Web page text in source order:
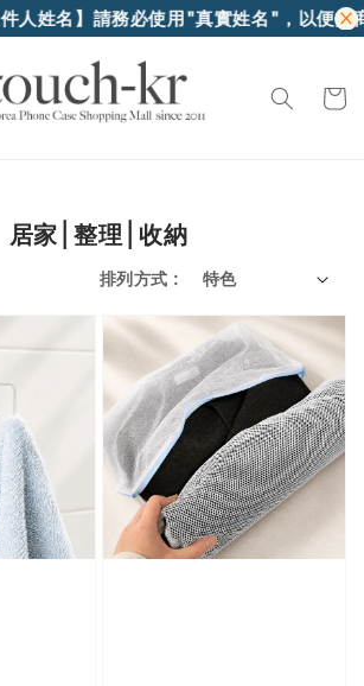
務必使用"真實姓名"，以便超商核對身份
居家│整理│收納
排列方式 :